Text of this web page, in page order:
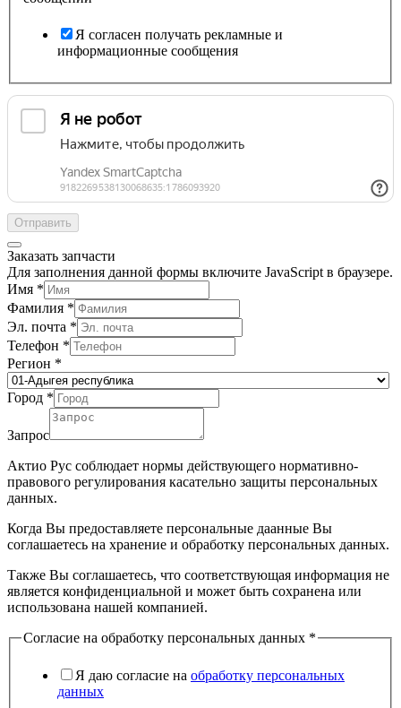
Я согласен получать рекламные и
информационные сообщения
Отправить
Заказать запчасти
Для заполнения данной формы включите JavaScript в браузере.
Имя *
Фамилия *
Эл. почта *
Телефон *
Регион *
Город *
Запрос
Актио Рус соблюдает нормы действующего нормативно-
правового регулирования касательно защиты персональных
данных.
Когда Вы предоставляете персональные даанные Вы
соглашаетесь на хранение и обработку персональных данных.
Также Вы соглашаетесь, что соответствующая информация не
является конфиденциальной и может быть сохранена или
использована нашей компанией.
Согласие на обработку персональных данных *
Я даю согласие на обработку персональных
данных